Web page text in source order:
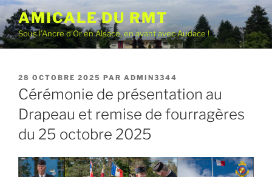
Aller
au
contenu
principal
AMICALE DU RMT
Sous l'Ancre d'Or en Alsace, en avant avec Audace !
PUBLIÉ
LE
28 OCTOBRE 2025 PAR ADMIN3344
Cérémonie de présentation au
Drapeau et remise de fourragères
du 25 octobre 2025